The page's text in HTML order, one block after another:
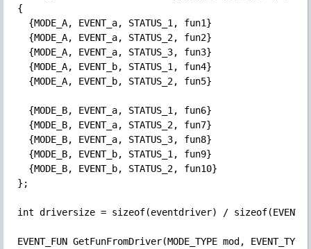
{
  {MODE_A, EVENT_a, STATUS_1, fun1}
  {MODE_A, EVENT_a, STATUS_2, fun2}
  {MODE_A, EVENT_a, STATUS_3, fun3}
  {MODE_A, EVENT_b, STATUS_1, fun4}
  {MODE_A, EVENT_b, STATUS_2, fun5}
  {MODE_B, EVENT_a, STATUS_1, fun6}
  {MODE_B, EVENT_a, STATUS_2, fun7}
  {MODE_B, EVENT_a, STATUS_3, fun8}
  {MODE_B, EVENT_b, STATUS_1, fun9}
  {MODE_B, EVENT_b, STATUS_2, fun10}
};
int driversize = sizeof(eventdriver) /
EVENT_FUN GetFunFromDriver(MODE_TYPE mod,